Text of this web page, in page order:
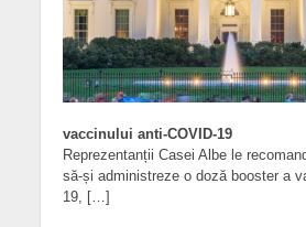
vaccinului anti-COVID-19
Reprezentanții Casei Albe le
să-și administreze o doză booster a
19, […]